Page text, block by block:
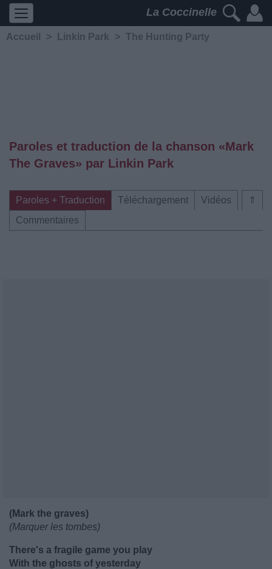
La Coccinelle
Accueil > Linkin Park > The Hunting Party
Paroles et traduction de la chanson «Mark
The Graves» par Linkin Park
⇑
Paroles + Traduction Téléchargement
Vidéos
Commentaires
(Mark the graves)
(Marquer les tombes)
There's a fragile game you play
With the ghosts of yesterday